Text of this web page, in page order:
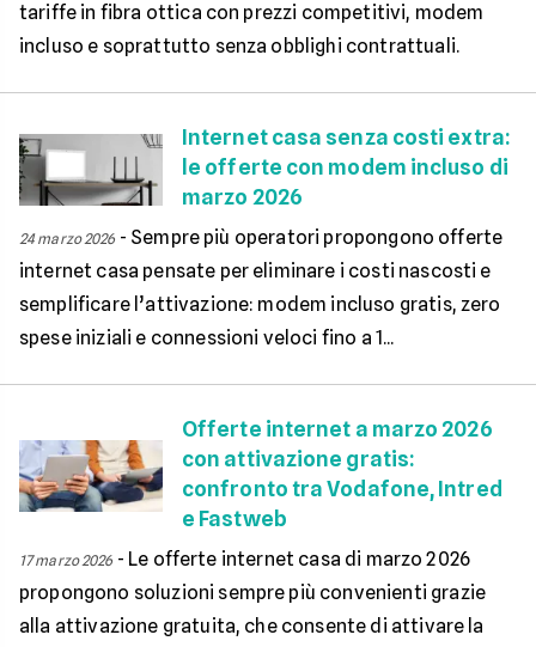
tariffe in fibra ottica con prezzi competitivi, modem
incluso e soprattutto senza obblighi contrattuali.
Internet casa senza costi extra:
le offerte con modem incluso di
marzo 2026
24 marzo 2026 - Sempre più operatori propongono offerte
internet casa pensate per eliminare i costi nascosti e
semplificare l’attivazione: modem incluso gratis, zero
spese iniziali e connessioni veloci fino a 1...
Offerte internet a marzo 2026
con attivazione gratis:
confronto tra Vodafone, Intred
e Fastweb
17 marzo 2026 - Le offerte internet casa di marzo 2026
propongono soluzioni sempre più convenienti grazie
alla attivazione gratuita, che consente di attivare la